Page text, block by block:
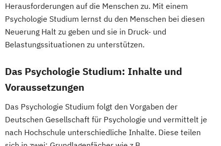
Herausforderungen auf die Menschen zu. Mit einem
Psychologie Studium lernst du den Menschen bei diesen
Neuerung Halt zu geben und sie in Druck- und
Belastungssituationen zu unterstützen.
Das Psychologie Studium: Inhalte und
Voraussetzungen
Das Psychologie Studium folgt den Vorgaben der
Deutschen Gesellschaft für Psychologie und vermittelt je
nach Hochschule unterschiedliche Inhalte. Diese teilen